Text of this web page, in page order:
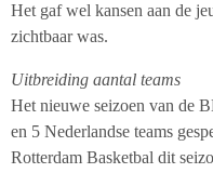
Het gaf wel kansen aan de
zichtbaar was.
Uitbreiding aantal teams
Het nieuwe seizoen van de
en 5 Nederlandse teams
Rotterdam Basketbal dit